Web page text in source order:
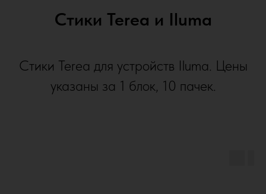
Стики Terea и Iluma
Стики Terea для устройств Iluma. Цены
указаны за 1 блок, 10 пачек.